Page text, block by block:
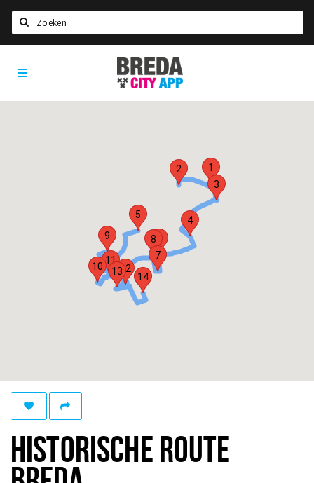
Home
Agenda
Bezienswaardigheden
Musea, theaters & podia
Uitjes & activiteiten
Toeristische routes
Breda
City
App
1
2
3
4
5
6
7
8
9
10
11
12
13 14
HISTORISCHE ROUTE